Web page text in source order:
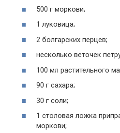
500 г моркови;
1 луковица;
2 болгарских перцев;
несколько веточек
100 мл растительного
90 г сахара;
30 г соли;
1 столовая ложка
моркови;